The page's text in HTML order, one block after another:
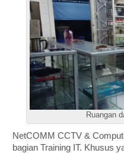
Ruangan
NetCOMM CCTV &
bagian Training IT. Khusus